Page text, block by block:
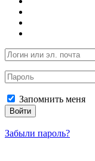
Запомнить меня
Войти
Забыли пароль?